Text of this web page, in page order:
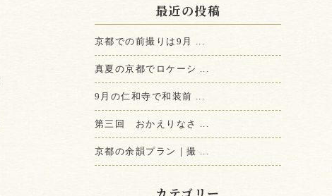
最近の投稿
京都での前撮りは9月 ...
真夏の京都でロケーシ ...
9月の仁和寺で和装前 ...
第三回 おかえりなさ ...
京都の余韻プラン｜撮 ...